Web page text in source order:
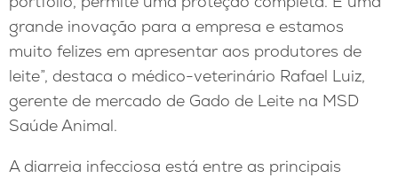
grande inovação para a empresa e estamos
muito felizes em apresentar aos produtores de
leite”, destaca o médico-veterinário Rafael Luiz,
gerente de mercado de Gado de Leite na MSD
Saúde Animal.
A diarreia infecciosa está entre as principais